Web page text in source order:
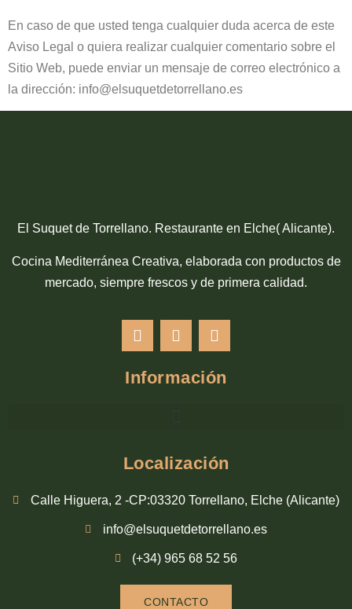
En caso de que usted tenga cualquier duda acerca de este
Aviso Legal o quiera realizar cualquier comentario sobre el
Sitio Web, puede enviar un mensaje de correo electrónico a
la dirección: info@elsuquetdetorrellano.es
El Suquet de Torrellano. Restaurante en Elche( Alicante).
Cocina Mediterránea Creativa, elaborada con productos de
mercado, siempre frescos y de primera calidad.
Información
Localización
Calle Higuera, 2 -CP:03320 Torrellano, Elche (Alicante)
info@elsuquetdetorrellano.es
(+34) 965 68 52 56
CONTACTO